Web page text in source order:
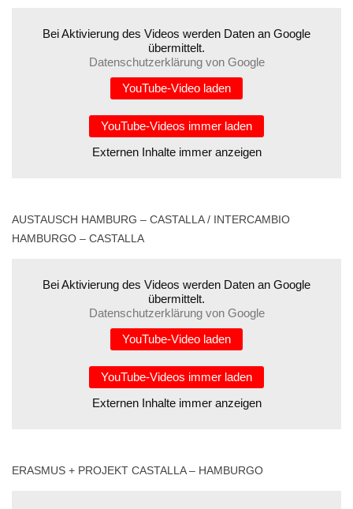
Bei Aktivierung des Videos werden Daten an Google
übermittelt.
Datenschutzerklärung von Google
YouTube-Video laden
YouTube-Videos immer laden
Externen Inhalte immer anzeigen
AUSTAUSCH HAMBURG – CASTALLA / INTERCAMBIO
HAMBURGO – CASTALLA
Bei Aktivierung des Videos werden Daten an Google
übermittelt.
Datenschutzerklärung von Google
YouTube-Video laden
YouTube-Videos immer laden
Externen Inhalte immer anzeigen
ERASMUS + PROJEKT CASTALLA – HAMBURGO